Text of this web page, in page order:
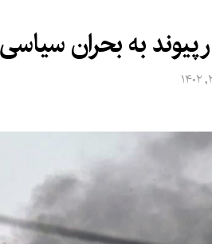
پیوند به بحران